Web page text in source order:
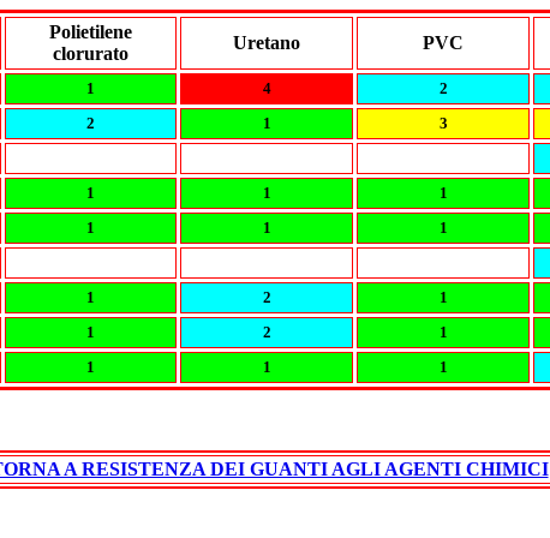
Polietilene
clorurato
Uretano PVC
1 4 2
2
1 3
1
1 1
1
1 1
1
2 1
1
2 1
1
1 1
A RESISTENZA DEI GUANTI AGLI AGENTI CHIMICI